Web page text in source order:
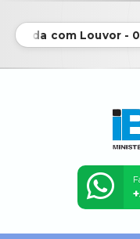
com Louvor -